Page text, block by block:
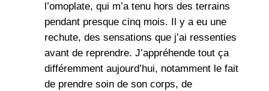
l’omoplate, qui m’a tenu hors des terrains
pendant presque cinq mois. Il y a eu une
rechute, des sensations que j’ai ressenties
avant de reprendre. J’appréhende tout ça
différemment aujourd’hui, notamment le fait
de prendre soin de son corps, de